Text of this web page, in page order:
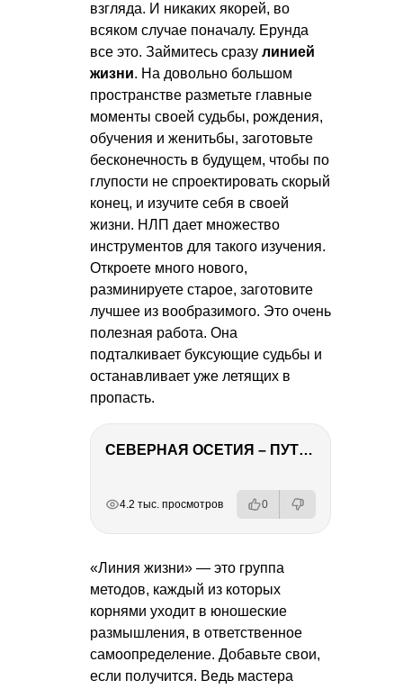
взгляда. И никаких якорей, во
всяком случае поначалу. Ерунда
все это. Займитесь сразу линией
жизни. На довольно большом
пространстве разметьте главные
моменты своей судьбы, рождения,
обучения и женитьбы, заготовьте
бесконечность в будущем, чтобы по
глупости не спроектировать скорый
конец, и изучите себя в своей
жизни. НЛП дает множество
инструментов для такого изучения.
Откроете много нового,
разминируете старое, заготовите
лучшее из вообразимого. Это очень
полезная работа. Она
подталкивает буксующие судьбы и
останавливает уже летящих в
пропасть.
СЕВЕРНАЯ ОСЕТИЯ – ПУТЕШЕСТВИЕ НА КАВКАЗ часть 4
4.2 тыс. просмотров 0
«Линия жизни» — это группа
методов, каждый из которых
корнями уходит в юношеские
размышления, в ответственное
самоопределение. Добавьте свои,
если получится. Ведь мастера